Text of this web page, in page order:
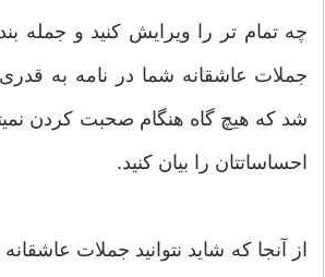
چه تمام تر را ویرایش کنید و جمله
جملات عاشقانه شما در نامه به قدری
شد که هیچ گاه هنگام صحبت کردن
احساساتتان را بیان کنید.
از آنجا که شاید نتوانید جملات